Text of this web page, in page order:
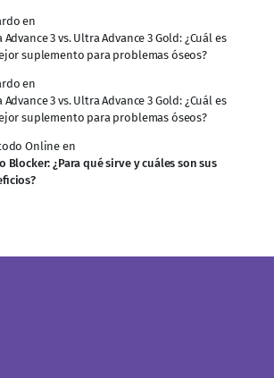
en
Advance 3 vs. Ultra Advance 3 Gold: ¿Cuál es
suplemento para problemas óseos?
en
Advance 3 vs. Ultra Advance 3 Gold: ¿Cuál es
suplemento para problemas óseos?
Onlineen
Blocker: ¿Para qué sirve y cuáles son sus